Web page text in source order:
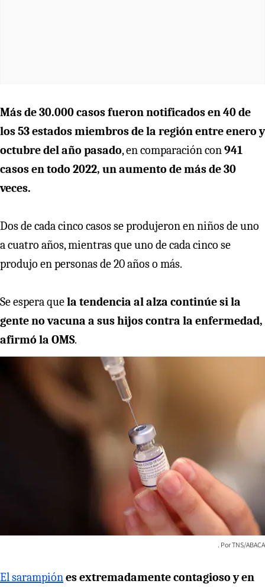
Más de 30.000 casos fueron notificados en 40 de
los 53 estados miembros de la región entre enero y
octubre del año pasado, en comparación con941
casos en todo 2022, un aumento de más de 30
veces.
Dos de cada cinco casos se produjeron en niños de uno
a cuatro años, mientras que uno de cada cinco se
produjo en personas de 20 años o más.
Se espera quela tendencia al alza continúe si la
gente no vacuna a sus hijos contra la enfermedad,
afirmó la OMS.
TNS/ABACA
El sarampión es extremadamente contagioso y en